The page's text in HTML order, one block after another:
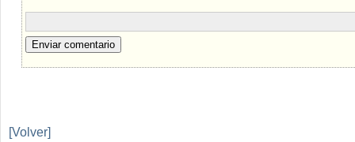
Enviar comentario
[Volver]